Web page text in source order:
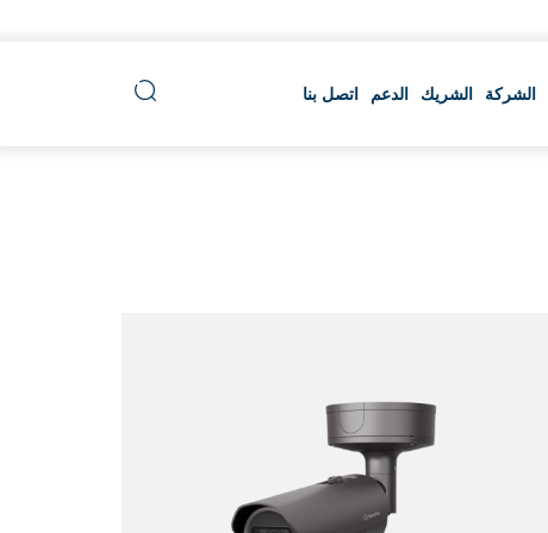
الشركة الشريك الدعم اتصل بنا